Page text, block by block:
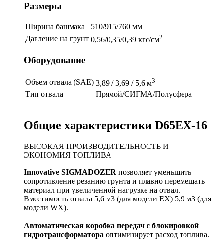
Размеры
Ширина башмака
510/915/760 мм
Давление на грунт 0,56/0,35/0,39 кгс/см2
Оборудование
Объем отвала (SAE) 3,89 / 3,69 / 5,6 м3
Тип отвала Прямой/СИГМА/Полусфера
Общие характеристики D65EX-16
ВЫСОКАЯ ПРОИЗВОДИТЕЛЬНОСТЬ И
ЭКОНОМИЯ ТОПЛИВА
Innovative SIGMADOZER позволяет уменьшить
сопротивление резанию грунта и плавно перемещать
материал при увеличенной нагрузке на отвал.
Вместимость отвала 5,6 м3 (для модели ЕХ) 5,9 м3 (для
модели WX).
Автоматическая коробка передач с блокировкой
гидротрансформатора оптимизирует расход топлива.